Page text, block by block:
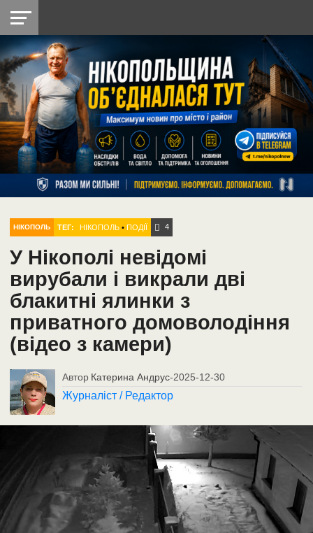
НІКОПОЛЬ
РАЙОН
СІЧЕСЛАВСЬКА
УКРАЇНА
РЕТРО
НІКОПОЛЬ
ЛАЙТ
УКРАЇНА
ДОПОМОГА
РАДІО
НІКОПОЛЬ ТЕГ: НІКОПОЛЬ •ПОДІЇ 4
У Нікополі невідомі
вирубали і викрали дві
блакитні ялинки з
приватного домоволодіння
(відео з камери)
Автор Катерина Андрус-2025-12-30
Журналіст / Редактор